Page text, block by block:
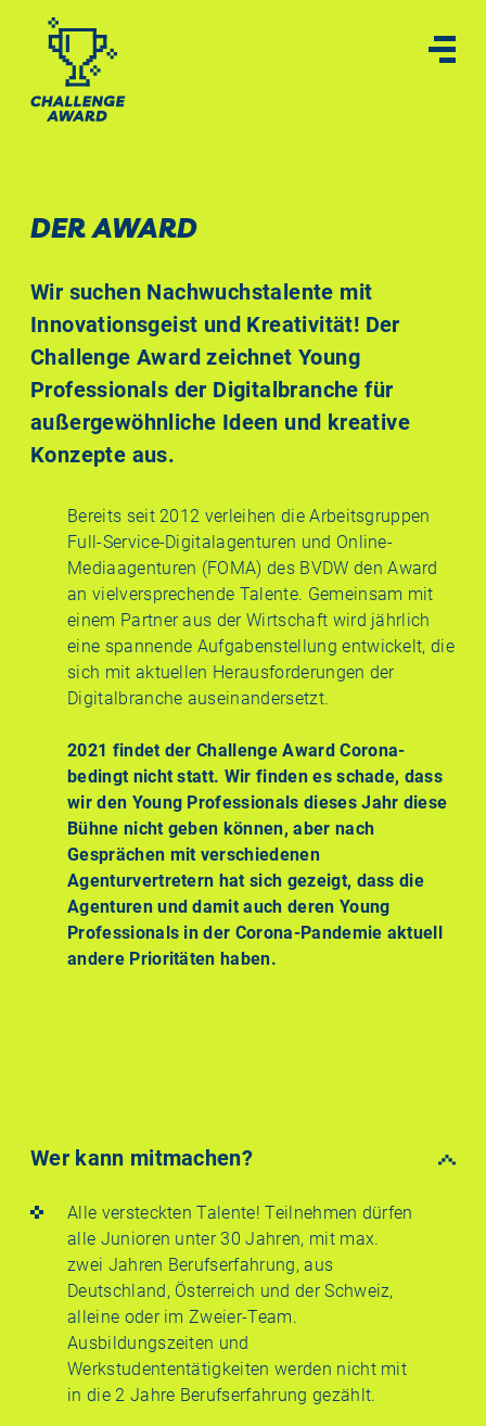
DER AWARD
Wir suchen Nachwuchstalente mit
Innovationsgeist und Kreativität! Der
Challenge Award zeichnet Young
Professionals der Digitalbranche für
außergewöhnliche Ideen und kreative
Konzepte aus.
Bereits seit 2012 verleihen die Arbeitsgruppen
Full-Service-Digitalagenturen und Online-
Mediaagenturen (FOMA) des BVDW den Award
an vielversprechende Talente. Gemeinsam mit
einem Partner aus der Wirtschaft wird jährlich
eine spannende Aufgabenstellung entwickelt, die
sich mit aktuellen Herausforderungen der
Digitalbranche auseinandersetzt.
2021 findet der Challenge Award Corona-
bedingt nicht statt. Wir finden es schade, dass
wir den Young Professionals dieses Jahr diese
Bühne nicht geben können, aber nach
Gesprächen mit verschiedenen
Agenturvertretern hat sich gezeigt, dass die
Agenturen und damit auch deren Young
Professionals in der Corona-Pandemie aktuell
andere Prioritäten haben.
Wer kann mitmachen?
Alle versteckten Talente! Teilnehmen dürfen
alle Junioren unter 30 Jahren, mit max.
zwei Jahren Berufserfahrung, aus
Deutschland, Österreich und der Schweiz,
alleine oder im Zweier-Team.
Ausbildungszeiten und
Werkstudententätigkeiten werden nicht mit
in die 2 Jahre Berufserfahrung gezählt.